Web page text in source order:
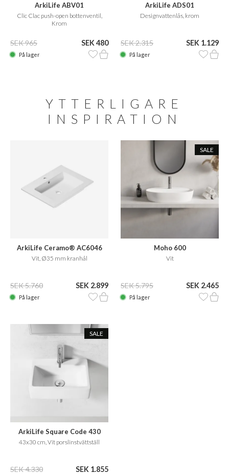
ArkiLife ABV01
Clic Clac push-open bottenventil,
Krom
SEK 965 SEK 480
På lager
ArkiLife ADS01
Designvattenlås, krom
SEK 2.315 SEK 1.129
På lager
YTTERLIGARE
INSPIRATION
ArkiLife Ceramo® AC6046
Vit, Ø35 mm kranhål
SEK 5.760 SEK 2.899
På lager
SALE
Moho 600
Vit
SEK 5.795 SEK 2.465
På lager
SALE
ArkiLife Square Code 430
43x30 cm, Vit porslinstvättställ
SEK 4.330 SEK 1.855